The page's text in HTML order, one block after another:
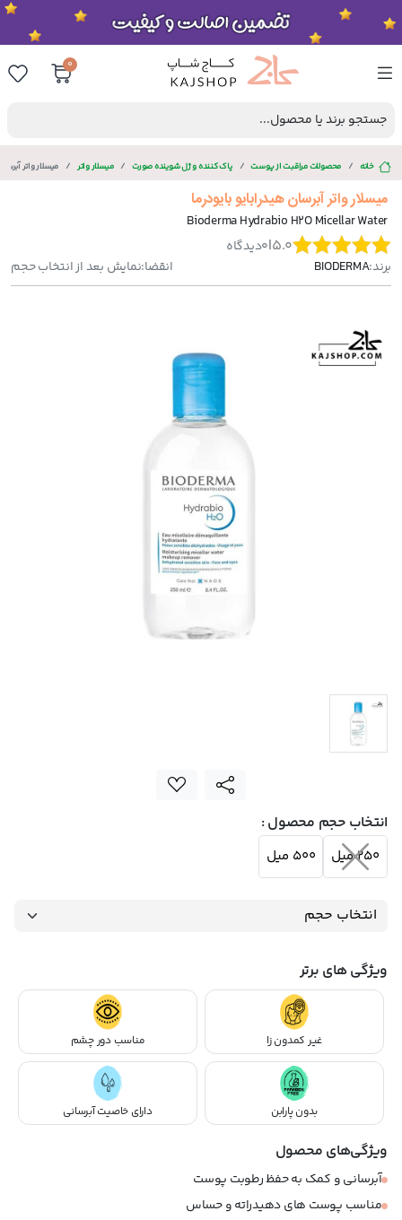
0
جستجو برند یا محصول...
خانه محصولات مراقبت از پوست پاک کننده و ژل شوینده صورت میسلار واتر میسلار واتر
میسلار واتر آبرسان هیدرابایو بایودرما
Bioderma Hydrabio H2O Micellar Water
5.0
|
0دیدگاه
برند:BIODERMA انقضا:نمایش بعد از انتخاب حجم
انتخاب حجم محصول :
250 میل 500 میل
ویژگی های برتر
غیر کمدون زا مناسب دور چشم
بدون پارابن دارای خاصیت آبرسانی
ویژگی‌های محصول
آبرسانی و کمک به حفظ رطوبت پوست
مناسب پوست های دهیدراته و حساس